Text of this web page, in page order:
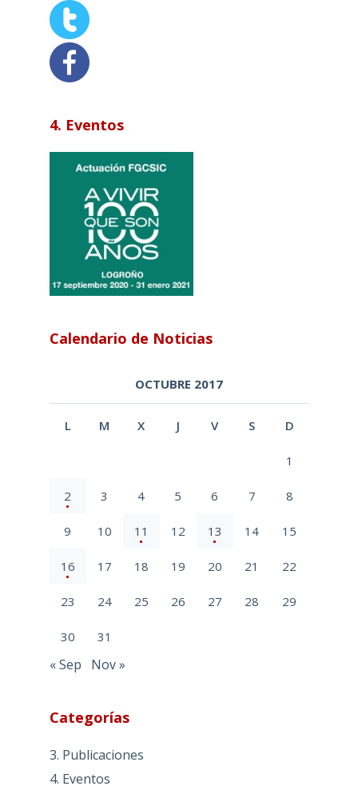
4. Eventos
Calendario de Noticias
OCTUBRE 2017
L M X J V S D
1
2 3 4 5 6 7 8
9 10 11 12 13 14 15
16 17 18 19 20 21 22
23 24 25 26 27 28 29
30 31
« Sep Nov »
Categorías
3. Publicaciones
4. Eventos